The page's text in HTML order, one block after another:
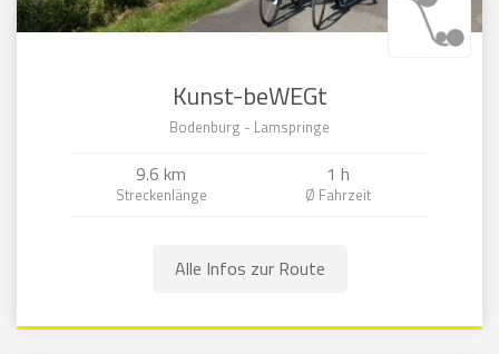
Kunst-beWEGt
Bodenburg - Lamspringe
9.6 km 1 h
Alle Infos zur Route